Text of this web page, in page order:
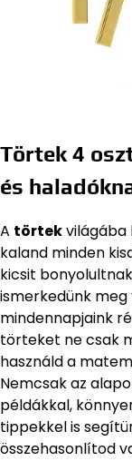
Törtek 4
és
A törtekvilágába
kaland minden
kicsit
ismerkedünk meg
mindennapjaink
törteket ne csak
használd a
Nemcsak az
példákkal,
tippekkel is
összehasonlítod